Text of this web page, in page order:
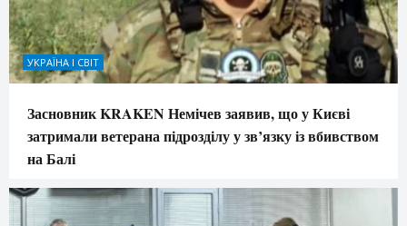
УКРАЇНА І СВІТ
Засновник KRAKEN Немічев заявив, що у Києві
затримали ветерана підрозділу у зв’язку із вбивством
на Балі